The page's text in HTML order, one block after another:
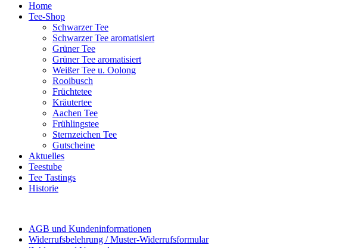
Home
Tee-Shop
Schwarzer Tee
Schwarzer Tee aromatisiert
Grüner Tee
Grüner Tee aromatisiert
Weißer Tee u. Oolong
Rooibusch
Früchtetee
Kräutertee
Aachen Tee
Frühlingstee
Sternzeichen Tee
Gutscheine
Aktuelles
Teestube
Tee Tastings
Historie
AGB und Kundeninformationen
Widerrufsbelehrung / Muster-Widerrufsformular